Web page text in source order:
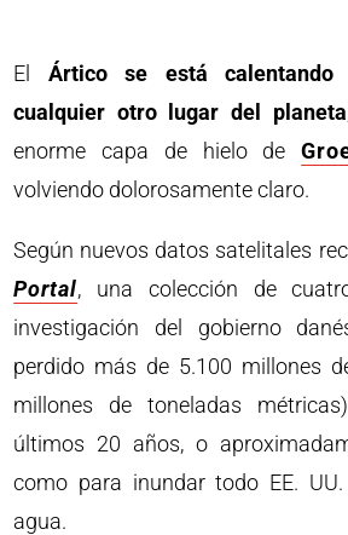
El Ártico se está
cualquier otro lugar del planeta
enorme capa de hielo de
volviendo dolorosamente claro.
Según nuevos datos satelitales
Portal, una colección de
investigación del gobierno
perdido más de 5.100 millones
millones de toneladas
últimos 20 años, o
como para inundar todo EE.
agua.